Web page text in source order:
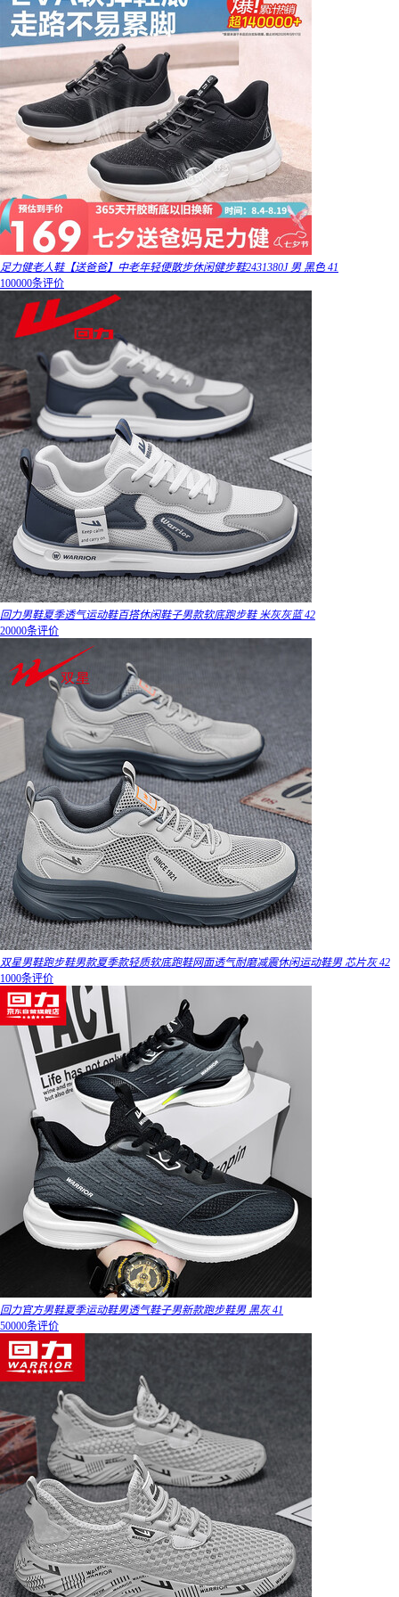
足力健老人鞋【送爸爸】中老年轻便散步休闲健步鞋2431380J 男 黑色 41
100000条评价
回力男鞋夏季透气运动鞋百搭休闲鞋子男款软底跑步鞋 米灰灰蓝 42
20000条评价
双星男鞋跑步鞋男款夏季款轻质软底跑鞋网面透气耐磨减震休闲运动鞋男 芯片灰 42
1000条评价
回力官方男鞋夏季运动鞋男透气鞋子男新款跑步鞋男 黑灰 41
50000条评价